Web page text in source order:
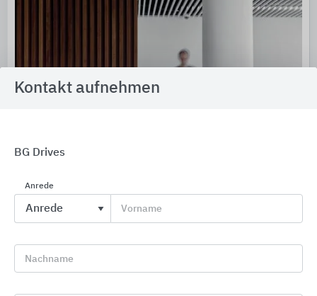
Salto Systems
Kontakt aufnehmen
BG Drives
Anrede
Vorname
Nachname